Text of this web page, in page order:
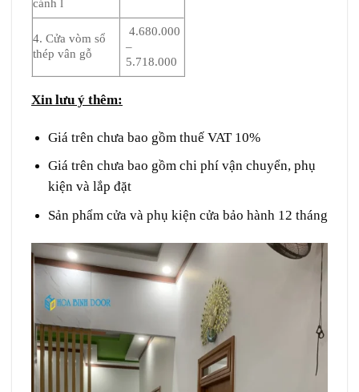
cánh l
4. Cửa vòm sổ
thép vân gỗ
4.680.000
–
5.718.000
Xin lưu ý thêm:
Giá trên chưa bao gồm thuế VAT 10%
Giá trên chưa bao gồm chi phí vận chuyển, phụ
kiện và lắp đặt
Sản phẩm cửa và phụ kiện cửa bảo hành 12 tháng